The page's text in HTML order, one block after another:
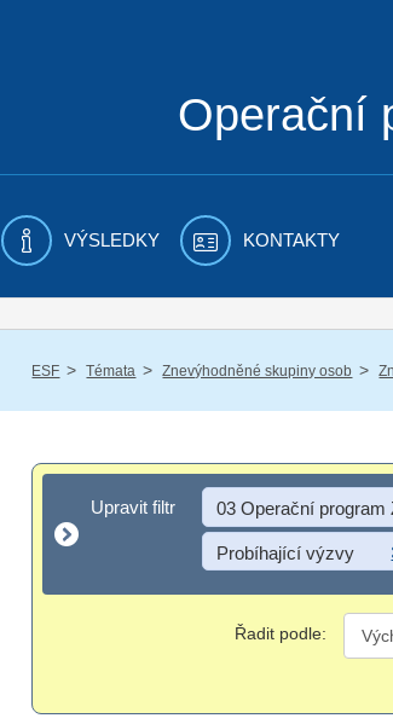
Operační
VÝSLEDKY KONTAKTY
ESF / Témata / Znevýhodněné skupiny osob /
Upravit filtr
Upravit filtr 03 Operační program
Probíhající výzvy
Řadit podle: